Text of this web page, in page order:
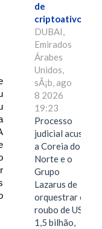
de
criptoativos
DUBAI,
Emirados
Árabes
Unidos,
sÃ¡b, ago
8 2026
19:23
Processo
judicial acusa
a Coreia do
Norte e o
Grupo
Lazarus de
orquestrar o
roubo de US$
1,5 bilhão,